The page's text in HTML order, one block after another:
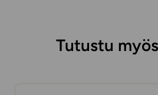
Tutustu